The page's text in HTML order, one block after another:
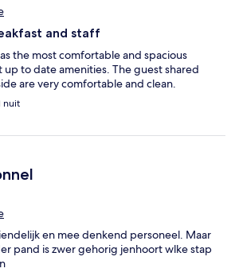
and staff
the most comfortable and spacious
up to date amenities. The guest shared
are very comfortable and clean.
nuit
en mee denkend personeel. Maar
pand is zwer gehorig jenhoort wlke stap